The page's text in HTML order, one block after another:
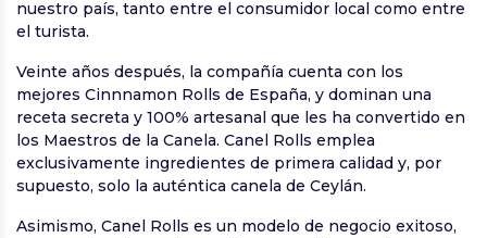
nuestro país, tanto entre el consumidor local como entre
el turista.
Veinte años después, la compañía cuenta con los
mejores Cinnnamon Rolls de España, y dominan una
receta secreta y 100% artesanal que les ha convertido en
los Maestros de la Canela. Canel Rolls emplea
exclusivamente ingredientes de primera calidad y, por
supuesto, solo la auténtica canela de Ceylán.
Asimismo, Canel Rolls es un modelo de negocio exitoso,